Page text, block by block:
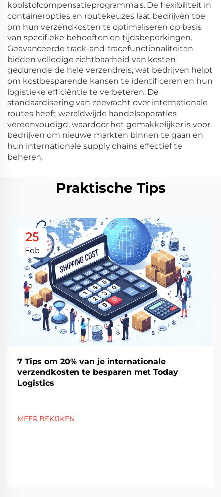
koolstofcompensatieprogramma's. De flexibiliteit in
containeropties en routekeuzes laat bedrijven toe
om hun verzendkosten te optimaliseren op basis
van specifieke behoeften en tijdsbeperkingen.
Geavanceerde track-and-tracefunctionaliteiten
bieden volledige zichtbaarheid van kosten
gedurende de hele verzendreis, wat bedrijven helpt
om kostbesparende kansen te identificeren en hun
logistieke efficiëntie te verbeteren. De
standaardisering van zeevracht over internationale
routes heeft wereldwijde handelsoperaties
vereenvoudigd, waardoor het gemakkelijker is voor
bedrijven om nieuwe markten binnen te gaan en
hun internationale supply chains effectief te
beheren.
Praktische Tips
25
Feb
7 Tips om 20% van je internationale
verzendkosten te besparen met Today
Logistics
MEER BEKIJKEN